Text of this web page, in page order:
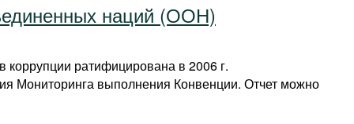
наций (ООН)
ратифицирована в 2006 г.
Мониторинга выполнения Конвенции. Отчет можно